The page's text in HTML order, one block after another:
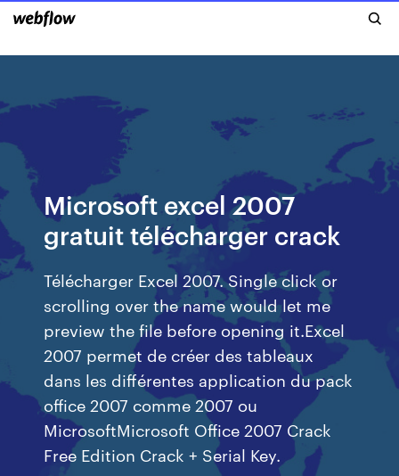
Microsoft excel 2007
gratuit télécharger crack
Télécharger Excel 2007. Single click or
scrolling over the name would let me
preview the file before opening it.Excel
2007 permet de créer des tableaux
dans les différentes application du pack
office 2007 comme 2007 ou
MicrosoftMicrosoft Office 2007 Crack
Free Edition Crack + Serial Key.